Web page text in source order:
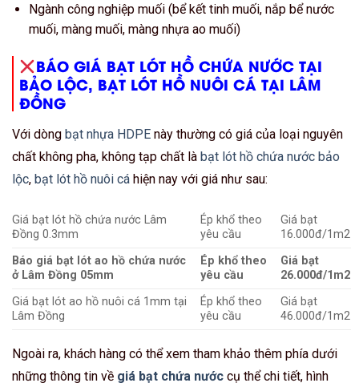
Ngành công nghiệp muối (bể kết tinh muối, nắp bể nước
muối, màng muối, màng nhựa ao muối)
BÁO GIÁ BẠT LÓT HỒ CHỨA NƯỚC TẠI
BẢO LỘC, BẠT LÓT HỒ NUÔI CÁ TẠI LÂM
ĐỒNG
Với dòng bạt nhựa HDPE này thường có giá của loại nguyên
chất không pha, không tạp chất là bạt lót hồ chứa nước bảo
lộc, bạt lót hồ nuôi cá hiện nay với giá như sau:
Giá bạt lót hồ chứa nước Lâm
Đồng 0.3mm
Ép khổ theo
yêu cầu
Giá bạt
16.000đ/1m2
Báo giá bạt lót ao hồ chứa nước
ở Lâm Đồng 05mm
Ép khổ theo
yêu cầu
Giá bạt
26.000đ/1m2
Giá bạt lót ao hồ nuôi cá 1mm tại
Lâm Đồng
Ép khổ theo
yêu cầu
Giá bạt
46.000đ/1m2
Ngoài ra, khách hàng có thể xem tham khảo thêm phía dưới
những thông tin về giá bạt chứa nước cụ thể chi tiết, hình